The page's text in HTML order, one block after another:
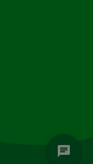
chat